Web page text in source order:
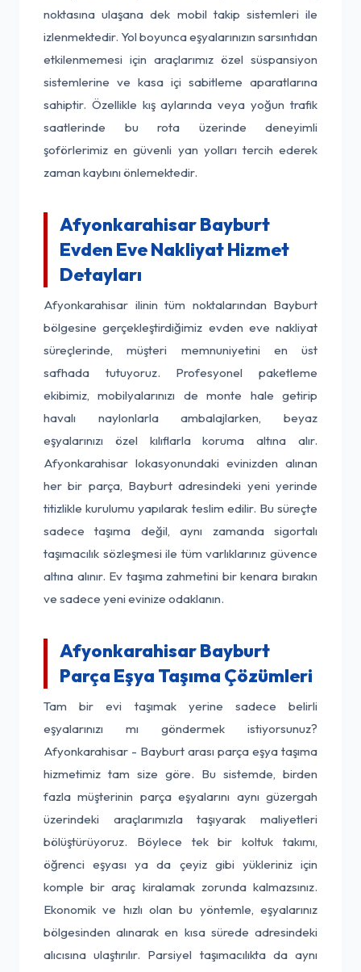
noktasına ulaşana dek mobil takip sistemleri ile
izlenmektedir. Yol boyunca eşyalarınızın sarsıntıdan
etkilenmemesi için araçlarımız özel süspansiyon
sistemlerine ve kasa içi sabitleme aparatlarına
sahiptir. Özellikle kış aylarında veya yoğun trafik
saatlerinde bu rota üzerinde deneyimli
şoförlerimiz en güvenli yan yolları tercih ederek
zaman kaybını önlemektedir.
Afyonkarahisar Bayburt
Evden Eve Nakliyat Hizmet
Detayları
Afyonkarahisar ilinin tüm noktalarından Bayburt
bölgesine gerçekleştirdiğimiz evden eve nakliyat
süreçlerinde, müşteri memnuniyetini en üst
safhada tutuyoruz. Profesyonel paketleme
ekibimiz, mobilyalarınızı de monte hale getirip
havalı naylonlarla ambalajlarken, beyaz
eşyalarınızı özel kılıflarla koruma altına alır.
Afyonkarahisar lokasyonundaki evinizden alınan
her bir parça, Bayburt adresindeki yeni yerinde
titizlikle kurulumu yapılarak teslim edilir. Bu süreçte
sadece taşıma değil, aynı zamanda sigortalı
taşımacılık sözleşmesi ile tüm varlıklarınız güvence
altına alınır. Ev taşıma zahmetini bir kenara bırakın
ve sadece yeni evinize odaklanın.
Afyonkarahisar Bayburt
Parça Eşya Taşıma Çözümleri
Tam bir evi taşımak yerine sadece belirli
eşyalarınızı mı göndermek istiyorsunuz?
Afyonkarahisar - Bayburt arası parça eşya taşıma
hizmetimiz tam size göre. Bu sistemde, birden
fazla müşterinin parça eşyalarını aynı güzergah
üzerindeki araçlarımızla taşıyarak maliyetleri
bölüştürüyoruz. Böylece tek bir koltuk takımı,
öğrenci eşyası ya da çeyiz gibi yükleriniz için
komple bir araç kiralamak zorunda kalmazsınız.
Ekonomik ve hızlı olan bu yöntemle, eşyalarınız
bölgesinden alınarak en kısa sürede adresindeki
alıcısına ulaştırılır. Parsiyel taşımacılıkta da aynı